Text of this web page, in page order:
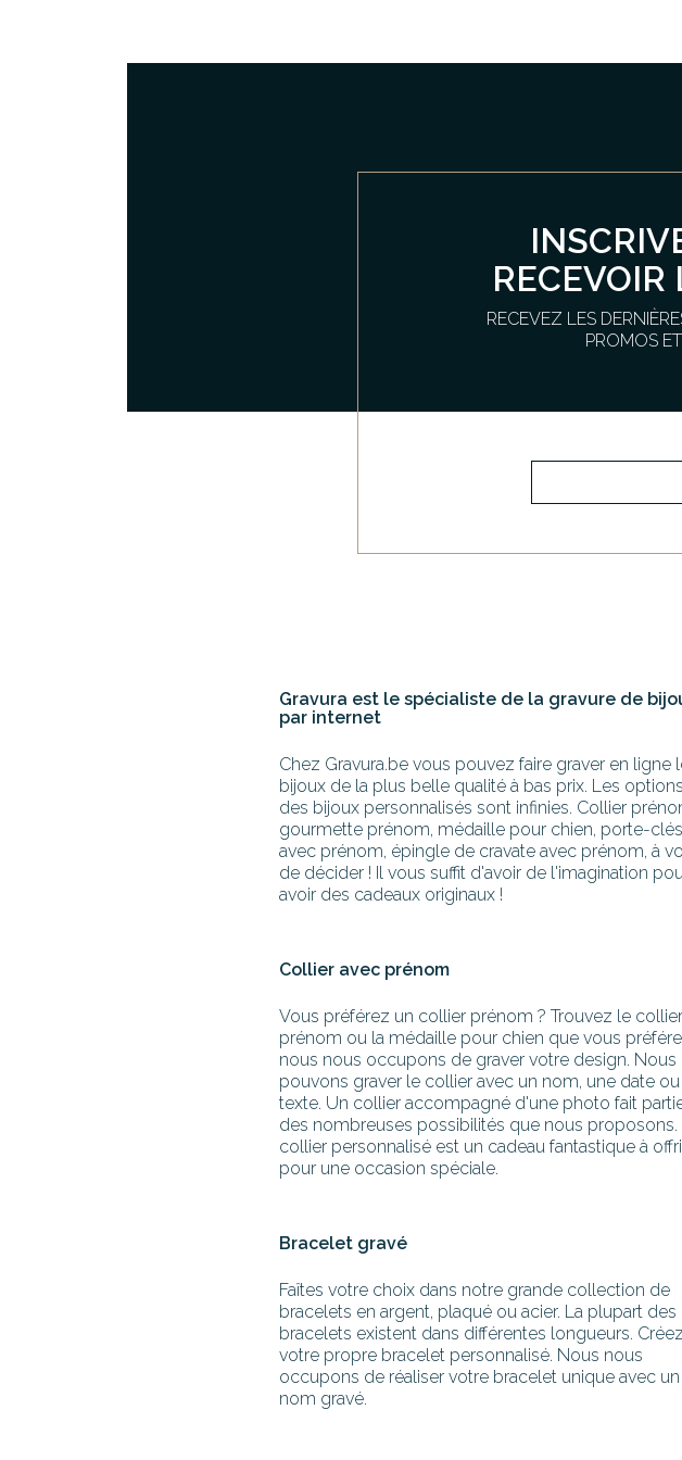
RECEVEZ LES
PROMOS
Gravura est le spécialiste de la gravure de
par internet
Chez Gravura.be vous pouvez faire graver en ligne
bijoux de la plus belle qualité à bas prix. Les options
des bijoux personnalisés sont infinies. Collier
gourmette prénom, médaille pour chien, porte-clés
avec prénom, épingle de cravate avec prénom, à
de décider ! Il vous suffit d'avoir de l'imagination
avoir des cadeaux originaux !
Collier avec prénom
Vous préférez un collier prénom ? Trouvez le collier
prénom ou la médaille pour chien que vous
nous nous occupons de graver votre design. Nous
pouvons graver le collier avec un nom, une date ou
texte. Un collier accompagné d'une photo fait
des nombreuses possibilités que nous proposons.
collier personnalisé est un cadeau fantastique à
pour une occasion spéciale.
Bracelet gravé
Faîtes votre choix dans notre grande collection de
bracelets en argent, plaqué ou acier. La plupart des
bracelets existent dans différentes longueurs. Créez
votre propre bracelet personnalisé. Nous nous
occupons de réaliser votre bracelet unique avec un
nom gravé.